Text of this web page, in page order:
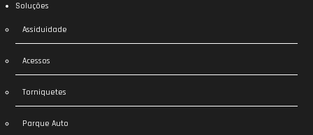
Soluções
Assiduidade
Acessos
Torniquetes
Parque Auto